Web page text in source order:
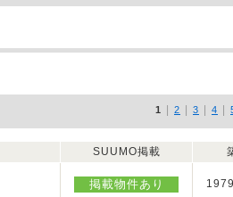
1 2 3 4
SUUMO掲載
掲載物件あり